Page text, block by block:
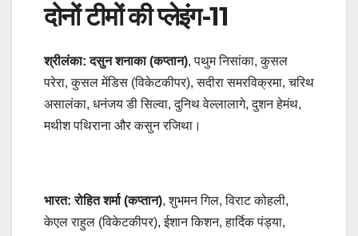
दोनों टीमों की प्लेइंग-11
श्रीलंका: दसुन शनाका (कप्तान), पथुम निसांका, कुसल
परेरा, कुसल मेंडिस (विकेटकीपर), सदीरा समरविक्रमा, चरिथ
असालंका, धनंजय डी सिल्वा, दुनिथ वेल्लालागे, दुशन हेमंथ,
मथीश पथिराना और कसुन रजिथा।
भारत: रोहित शर्मा (कप्तान), शुभमन गिल, विराट कोहली,
केएल राहुल (विकेटकीपर), ईशान किशन, हार्दिक पंड्या,